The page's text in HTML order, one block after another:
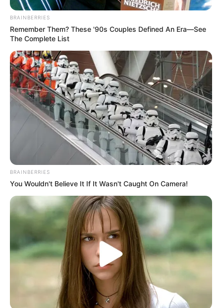
Frente
Na frente, escreva o nome da bebida, ou
melhor, da lembrança. O título “mimos para
a mamãe” pode ser uma boa opção se você
estiver sem ideias. Você pode usar o mesmo
tipo de letra da marca Coca-cola se quiser
deixar o rótulo da lembrança parecido com o
rótulo da bebida.
Verso
No verso, escreva o nome dos ingredientes, ou
seja, o nome de todas as coisinhas que você
colocou dentro da garrafa: bucha, goma de
BRAINBERRIES
Remember Them? These '90s Couples Defined An Era—See
The Complete List
BRAINBERRIES
You Wouldn't Believe It If It Wasn't Caught On Camera!